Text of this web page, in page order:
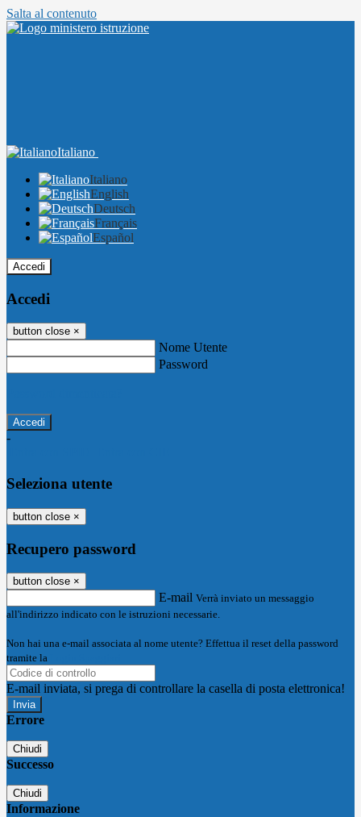
Salta al contenuto
Italiano
Italiano
English
Deutsch
Français
Español
Accedi
Accedi
button close ×
Nome Utente
Password
-
Seleziona utente
button close ×
Recupero password
button close ×
E-mail Verrà inviato un messaggio
all'indirizzo indicato con le istruzioni necessarie.
Non hai una e-mail associata al nome utente? Effettua il reset della password
tramite la
E-mail inviata, si prega di controllare la casella di posta elettronica!
Errore
Chiudi
Successo
Chiudi
Informazione